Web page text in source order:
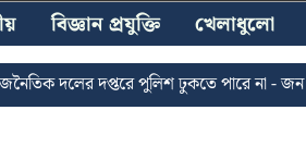
বিজ্ঞান প্রযুক্তি খেলাধুলো
দলের দপ্তরে পুলিশ ঢুকতে পারে না - জন ব্রিটাস